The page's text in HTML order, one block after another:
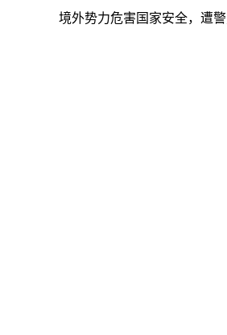
境外势力危害国家安全，遭